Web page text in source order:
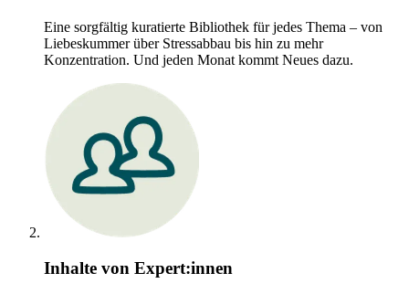
Eine sorgfältig kuratierte Bibliothek für jedes Thema – von
Liebeskummer über Stressabbau bis hin zu mehr
Konzentration. Und jeden Monat kommt Neues dazu.
Inhalte von Expert:innen